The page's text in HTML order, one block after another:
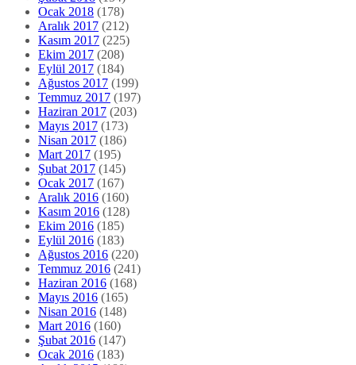
Ocak 2018 (178)
Aralık 2017 (212)
Kasım 2017 (225)
Ekim 2017 (208)
Eylül 2017 (184)
Ağustos 2017 (199)
Temmuz 2017 (197)
Haziran 2017 (203)
Mayıs 2017 (173)
Nisan 2017 (186)
Mart 2017 (195)
Şubat 2017 (145)
Ocak 2017 (167)
Aralık 2016 (160)
Kasım 2016 (128)
Ekim 2016 (185)
Eylül 2016 (183)
Ağustos 2016 (220)
Temmuz 2016 (241)
Haziran 2016 (168)
Mayıs 2016 (165)
Nisan 2016 (148)
Mart 2016 (160)
Şubat 2016 (147)
Ocak 2016 (183)